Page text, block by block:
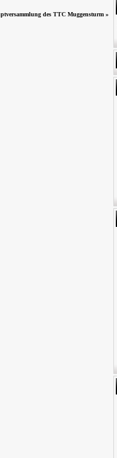
des TTC Muggensturm»